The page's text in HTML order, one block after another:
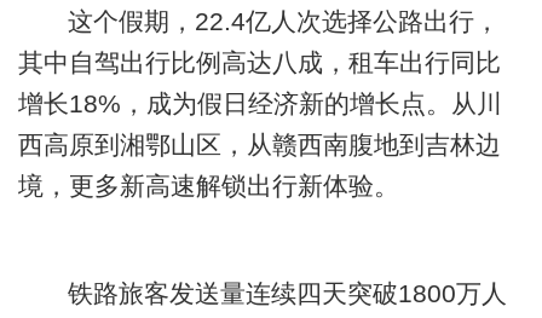
这个假期，22.4亿人次选择公路出行，
其中自驾出行比例高达八成，租车出行同比
增长18%，成为假日经济新的增长点。从川
西高原到湘鄂山区，从赣西南腹地到吉林边
境，更多新高速解锁出行新体验。
铁路旅客发送量连续四天突破1800万人